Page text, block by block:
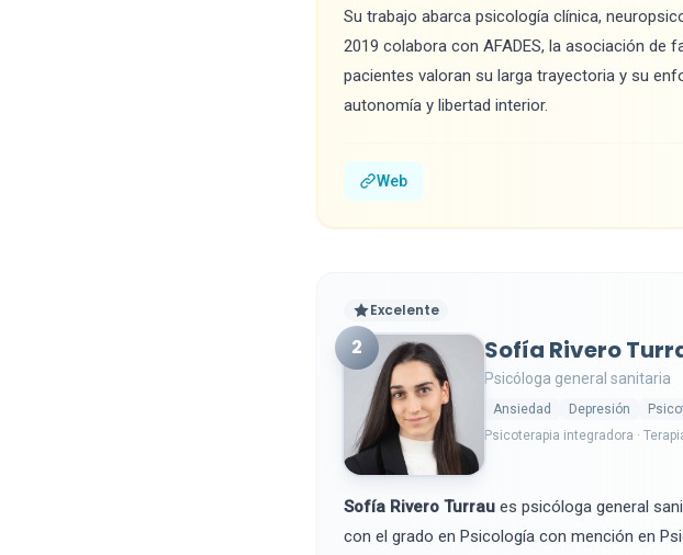
Su trabajo abarca psicología clínica,
2019 colabora con AFADES, la asociación de
pacientes valoran su larga trayectoria y su
autonomía y libertad interior.
Web
Excelente
2 Sofía Rivero
Psicóloga general sanitaria
Ansiedad Depresión
Psicoterapia integradora ·
Sofía Rivero Turrau es psicóloga general
con el grado en Psicología con mención en